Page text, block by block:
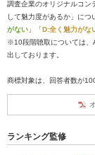
調査企業のオリジナルコン
して魅力度があるか」につ
がない 」「D:全く魅力がな
※10段階聴取については、
出しております。
商標対象は、回答者数が
ランキング監修